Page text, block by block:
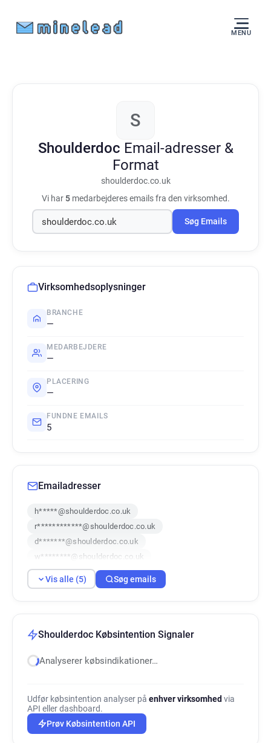
MENU
S
Shoulderdoc Email-adresser &
Format
shoulderdoc.co.uk
Vi har5medarbejderes emails fra den virksomhed.
Søg Emails
Virksomhedsoplysninger
BRANCHE
—
MEDARBEJDERE
—
PLACERING
—
FUNDNE EMAILS
5
Emailadresser
h*****@shoulderdoc.co.uk
r************@shoulderdoc.co.uk
d*******@shoulderdoc.co.uk
w********@shoulderdoc.co.uk
r******@shoulderdoc.co.uk
Vis alle (5) Søg emails
Shoulderdoc Købsintention Signaler
Analyserer købsindikationer…
Udfør købsintention analyser på enhver virksomhed via
API eller dashboard.
Prøv Købsintention API